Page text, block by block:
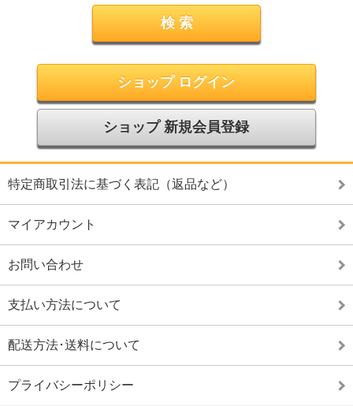
ショップ ログイン
ショップ 新規会員登録
特定商取引法に基づく表記（返品など）
マイアカウント
お問い合わせ
支払い方法について
配送方法･送料について
プライバシーポリシー